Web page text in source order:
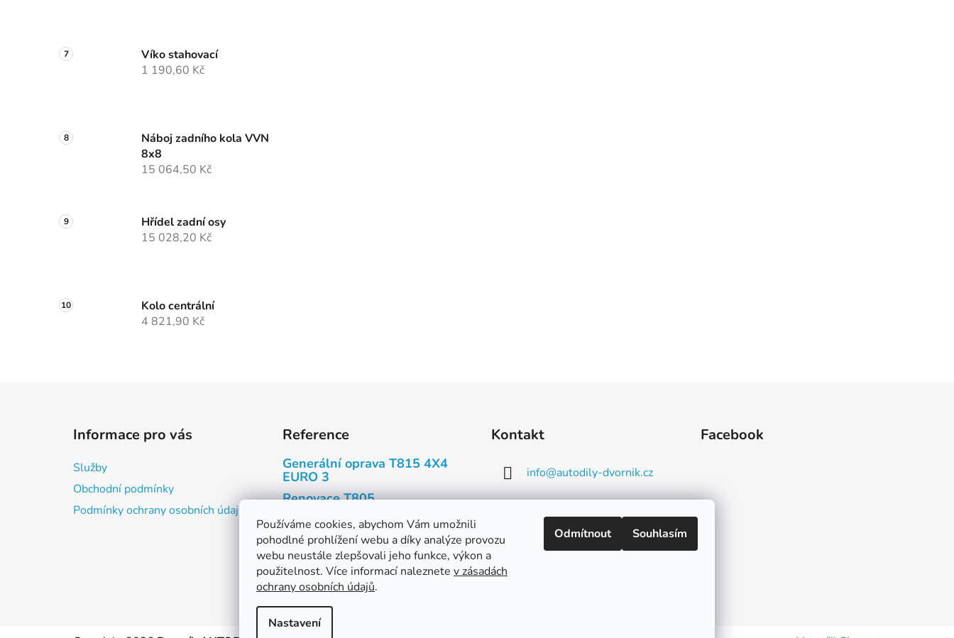
Používáme cookies, abychom Vám umožnili
pohodlné prohlížení webu a díky analýze provozu
webu neustále zlepšovali jeho funkce, výkon a
použitelnost. Více informací naleznete v zásadách
ochrany osobních údajů.
Nastavení
Odmítnout Souhlasím
Víko stahovací
1 190,60 Kč
Náboj zadního kola VVN
8x8
15 064,50 Kč
Hřídel zadní osy
15 028,20 Kč
Kolo centrální
4 821,90 Kč
Informace pro vás
Služby
Obchodní podmínky
Podmínky ochrany osobních údajů
Reference
Generální oprava T815 4X4
EURO 3
Renovace T805
Renovace Tatry T603
Kabiny
Motory
Kontakt
info@autodily-dvornik.cz
739 660 721
Facebook